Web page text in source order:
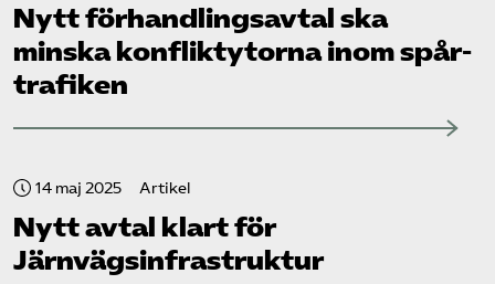
Nytt förhandlingsavtal ska
minska konfliktytorna inom spår­
trafiken
14 maj 2025 Artikel
Nytt avtal klart för
Järnvägsinfrastruktur